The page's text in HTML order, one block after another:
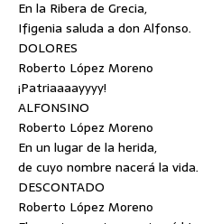
En la Ribera de Grecia,
Ifigenia saluda a don Alfonso.
DOLORES
Roberto López Moreno
¡Patriaaaayyyy!
ALFONSINO
Roberto López Moreno
En un lugar de la herida,
de cuyo nombre nacerá la vida.
DESCONTADO
Roberto López Moreno